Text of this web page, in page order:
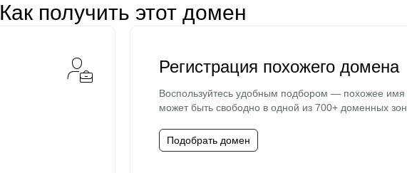
Как получить этот домен
Регистрация похожего домена
Воспользуйтесь удобным подбором — похожее имя
может быть свободно в одной из 700+ доменных зон.
Подобрать домен